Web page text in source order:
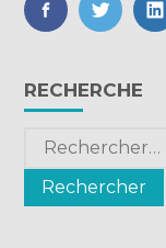
FaceBook
Blog
sidebar
RECHERCHE
Rechercher :